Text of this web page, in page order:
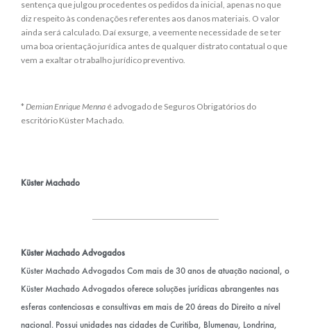
sentença que julgou procedentes os pedidos da inicial, apenas no que
diz respeito às condenações referentes aos danos materiais. O valor
ainda será calculado. Daí exsurge, a veemente necessidade de se ter
uma boa orientação jurídica antes de qualquer distrato contatual o que
vem a exaltar o trabalho jurídico preventivo.
*Demian Enrique Menna é advogado de Seguros Obrigatórios do
escritório Küster Machado.
Küster Machado
Küster Machado Advogados
Küster Machado Advogados Com mais de 30 anos de atuação nacional, o
Küster Machado Advogados oferece soluções jurídicas abrangentes nas
esferas contenciosas e consultivas em mais de 20 áreas do Direito a nível
nacional. Possui unidades nas cidades de Curitiba, Blumenau, Londrina,